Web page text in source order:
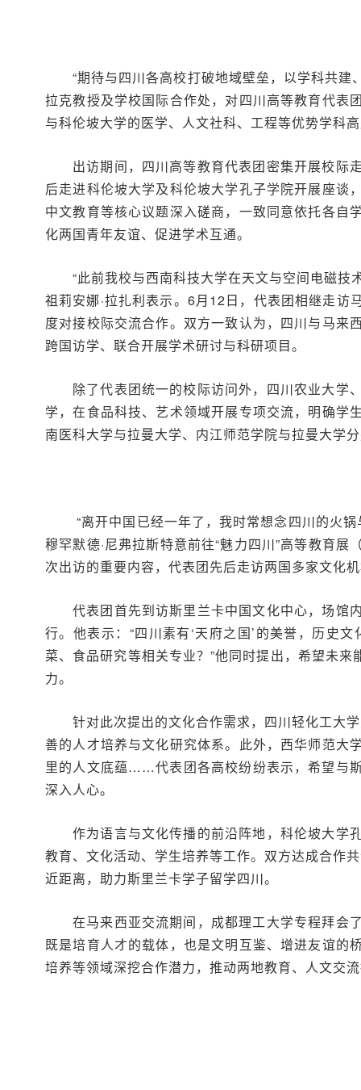
“期待与四川各高校打破地域壁垒，以学科共
拉克教授及学校国际合作处，对四川高等教育代表
与科伦坡大学的医学、人文社科、工程等优势学科
出访期间，四川高等教育代表团密集开展校际
后走进科伦坡大学及科伦坡大学孔子学院开展座谈
中文教育等核心议题深入磋商，一致同意依托各自
化两国青年友谊、促进学术互通。
“此前我校与西南科技大学在天文与空间电磁
祖莉安娜·拉扎利表示。6月12日，代表团相继走
度对接校际交流合作。双方一致认为，四川与马来
跨国访学、联合开展学术研讨与科研项目。
除了代表团统一的校际访问外，四川农业大学
学，在食品科技、艺术领域开展专项交流，明确学
南医科大学与拉曼大学、内江师范学院与拉曼大学
“离开中国已经一年了，我时常想念四川的火
穆罕默德·尼弗拉斯特意前往“魅力四川”高等教育
次出访的重要内容，代表团先后走访两国多家文化
代表团首先到访斯里兰卡中国文化中心，场馆
行。他表示：“四川素有‘天府之国’的美誉，历史
菜、食品研究等相关专业？”他同时提出，希望未
力。
针对此次提出的文化合作需求，四川轻化工大
善的人才培养与文化研究体系。此外，西华师范大
里的人文底蕴……代表团各高校纷纷表示，希望与
深入人心。
作为语言与文化传播的前沿阵地，科伦坡大学
教育、文化活动、学生培养等工作。双方达成合作
近距离，助力斯里兰卡学子留学四川。
在马来西亚交流期间，成都理工大学专程拜会
既是培育人才的载体，也是文明互鉴、增进友谊的
培养等领域深挖合作潜力，推动两地教育、人文交